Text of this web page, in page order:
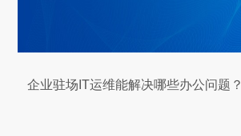
企业驻场IT运维能解决哪些办公问题？